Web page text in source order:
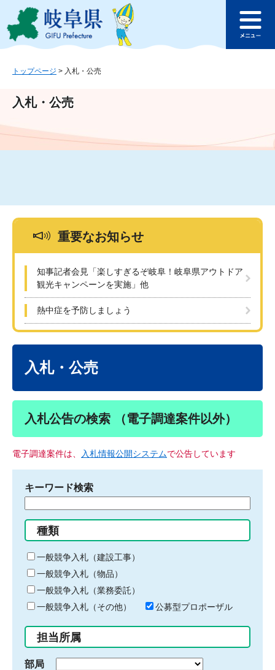
ジ
ュ
文
このページの本文へ
ュ
トップページ > 入札・公売
入札・公売
重要なお知らせ
知事記者会見「楽しすぎるぞ岐阜！岐阜県アウトドア
観光キャンペーンを実施」他
熱中症を予防しましょう
入札・公売
入札公告の検索 （電子調達案件以外）
電子調達案件は、 入札情報公開システムで公告しています
キーワード検索
る
キ
ー
ワ
ー
ド
入
力
種類
一般競争入札（建設工事）
一般競争入札（物品）
一般競争入札（業務委託）
一般競争入札（その他）
公募型プロポーザル
担当所属
部局